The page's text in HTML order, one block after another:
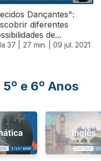
Dançantes":
diferentes
de...
37 | 27 min. | 09 jul. 2021
e 6º Anos